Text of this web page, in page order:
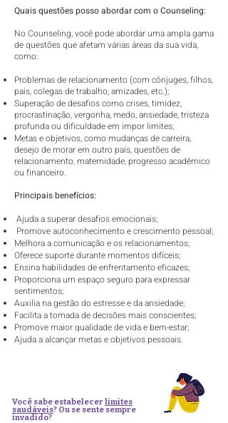
Quais questões posso abordar com o Counseling:
No Counseling, você pode abordar uma ampla gama
de questões que afetam várias áreas da sua vida,
como:
Problemas de relacionamento (com cônjuges, filhos,
pais, colegas de trabalho, amizades, etc.);
Superação de desafios como crises, timidez,
procrastinação, vergonha, medo, ansiedade, tristeza
profunda ou dificuldade em impor limites;
Metas e objetivos, como mudanças de carreira,
desejo de morar em outro país, questões de
relacionamento, maternidade, progresso acadêmico
ou financeiro.
Principais benefícios:
Ajuda a superar desafios emocionais;
Promove autoconhecimento e crescimento pessoal;
Melhora a comunicação e os relacionamentos;
Oferece suporte durante momentos difíceis;
Ensina habilidades de enfrentamento eficazes;
Proporciona um espaço seguro para expressar
sentimentos;
Auxilia na gestão do estresse e da ansiedade;
Facilita a tomada de decisões mais conscientes;
Promove maior qualidade de vida e bem-estar;
Ajuda a alcançar metas e objetivos pessoais.
Você sabe estabelecer limites
saudáveis? Ou se sente sempre
invadido?